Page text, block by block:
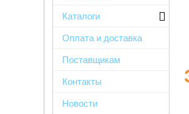
Каталоги
Оплата и доставка
Поставщикам
Контакты
Новости